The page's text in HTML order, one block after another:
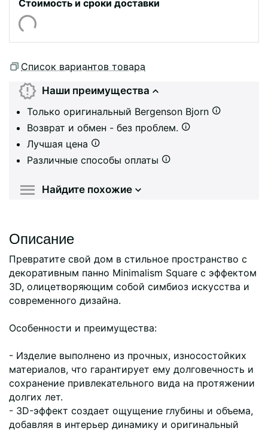
Стоимость и сроки доставки
Список вариантов товара
Наши преимущества
Только оригинальный Bergenson Bjorn
Возврат и обмен - без проблем.
Лучшая цена
Различные способы оплаты
Найдите похожие
Описание
Превратите свой дом в стильное пространство с
декоративным панно Minimalism Square с эффектом
3D, олицетворяющим собой симбиоз искусства и
современного дизайна.
Особенности и преимущества:
- Изделие выполнено из прочных, износостойких
материалов, что гарантирует ему долговечность и
сохранение привлекательного вида на протяжении
долгих лет.
- 3D-эффект создает ощущение глубины и объема,
добавляя в интерьер динамику и оригинальный